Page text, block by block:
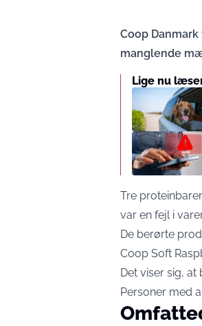
Coop
manglende
Lige nu
Tre
var en fejl i
De berørte
Coop Soft
Det viser sig,
Personer med